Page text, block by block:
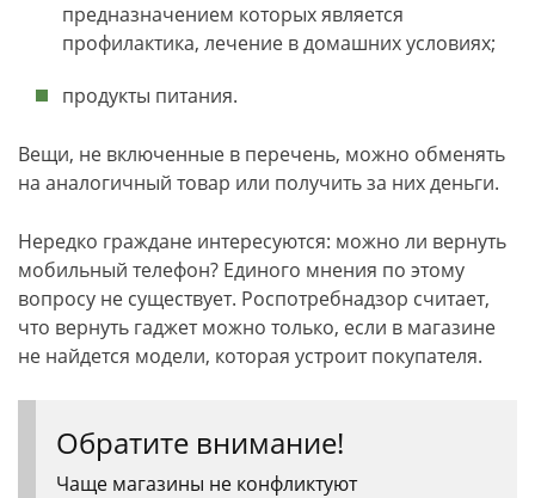
предназначением которых является
профилактика, лечение в домашних условиях;
продукты питания.
Вещи, не включенные в перечень, можно обменять
на аналогичный товар или получить за них деньги.
Нередко граждане интересуются: можно ли вернуть
мобильный телефон? Единого мнения по этому
вопросу не существует. Роспотребнадзор считает,
что вернуть гаджет можно только, если в магазине
не найдется модели, которая устроит покупателя.
Обратите внимание!
Чаще магазины не конфликтуют